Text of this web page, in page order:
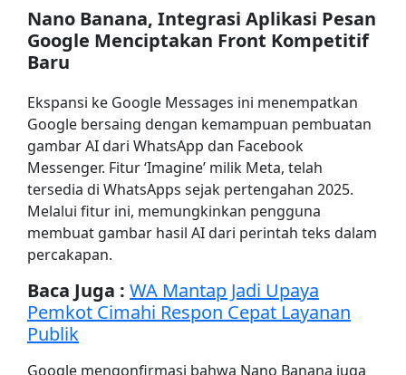
Nano Banana, Integrasi Aplikasi Pesan
Google Menciptakan Front Kompetitif
Baru
Ekspansi ke Google Messages ini menempatkan
Google bersaing dengan kemampuan pembuatan
gambar AI dari WhatsApp dan Facebook
Messenger. Fitur ‘Imagine’ milik Meta, telah
tersedia di WhatsApps sejak pertengahan 2025.
Melalui fitur ini, memungkinkan pengguna
membuat gambar hasil AI dari perintah teks dalam
percakapan.
Baca Juga : WA Mantap Jadi Upaya
Pemkot Cimahi Respon Cepat Layanan
Publik
Google mengonfirmasi bahwa Nano Banana juga